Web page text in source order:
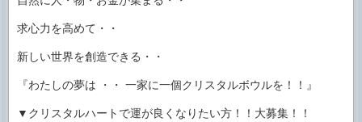
求心力を高めて・・
新しい世界を創造できる・・
『わたしの夢は ・・ 一家に一個クリスタルボウルを！！』
▼クリスタルハートで運が良くなりたい方！！大募集！！